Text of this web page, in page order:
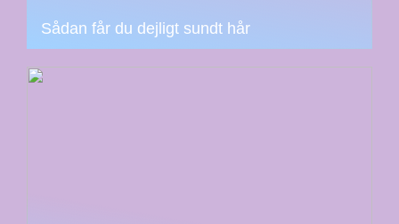
Sådan får du dejligt sundt hår